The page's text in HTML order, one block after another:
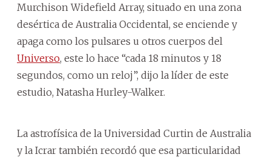
Murchison Widefield Array, situado en una zona
desértica de Australia Occidental, se enciende y
apaga como los pulsares u otros cuerpos del
Universo, este lo hace “cada 18 minutos y 18
segundos, como un reloj”, dijo la líder de este
estudio, Natasha Hurley-Walker.
La astrofísica de la Universidad Curtin de Australia
y la Icrar también recordó que esa particularidad